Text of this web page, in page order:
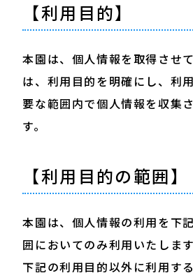
【利用目的】
本園は、個人情報を取得させ
は、利用目的を明確にし、利
要な範囲内で個人情報を収集
す。
【利用目的の範囲】
本園は、個人情報の利用を下
囲においてのみ利用いたします
下記の利用目的以外に利用す